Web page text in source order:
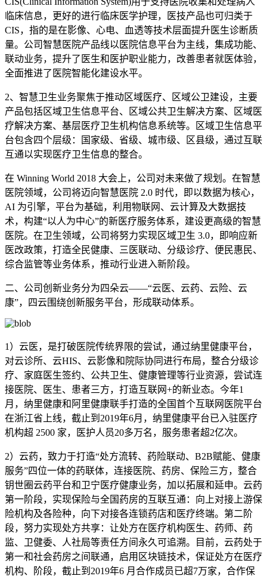
临床信息，更好的进行临床医学护理，医技产品也可归类于
CIS，指的是在影像、心电、血透等技术层面提升医生诊断质
量。公司智慧医院产品线以医院信息平台为主线，集成功能、
联动业务，提升了医生和医护职业能力，改善患者就医体验，
全面推进了医院智能化建设水平。
2、智慧卫生业务聚焦于推动区域医疗、区域公卫建设，主要
产品包括区域卫生信息平台、区域公共卫生解决方案、区域医
疗解决方案、基层医疗卫生机构信息系统等。区域卫生信息平
台包含四个层级：国家级、省级、城市级、区县级，通过互联
互通以实现医疗卫生信息的整合。
在 Winning World 2018 大会上，公司对未来做了规划。在智慧
医院领域，公司将迈向智慧医院 2.0 时代，即以数据为核心，
AI 为引擎，平台为基础，利用物联网、云计算及大数据技
术，构建“以人为中心”的新医疗服务体系，建设更高级的智慧
医院。在卫生领域，公司将努力实现区域卫生 3.0，即响应新
医改政策，打造全民健康、三医联动、分级诊疗、便民惠民、
综合监管等业务体系，推动行业进入新阶段。
二、公司创新业务分为四朵云——“云医、云药、云险、云
康”，四云围绕创新服务平台，形成联动体系。
1）云医，是打破医院传统界限的尝试，通过纳里健康平台，
对云诊所、云HIS、云影像和院际协同进行布局，整合分级诊
疗、家庭医生签约、公共卫生、健康管理等行业资源，尝试连
接医院、医生、患者三方，打造互联网+的新业态。今年1
月，纳里健康和阿里健康联手打造的全国首个互联网医院平台
在浙江省上线，截止到2019年6月，纳里健康平台已入驻医疗
机构超 2500 家，医护人员20多万名，服务患者超2亿次。
2）云药，致力于打造“处方流转、药险联动、B2B赋能、健康
服务”四位一体的药联体，连接医院、药房、保险三方，整合
钥世圈云药平台和卫宁医疗健康业务，加以拓展和延申。云药
第一阶段，实现保险与全国药房的互联互通：向上对接上游保
险机构及各险种，向下对接各连锁药店和医疗终端。第二阶
段，努力实现处方共享：让处方在医疗机构医生、药师、药
监、卫健委、人社局等责任方间永久可追溯。目前，云药处于
第一和社会药房之间联通，启用区块链技术，保证处方在医疗
机构、阶段，截止到2019年6 月合作成员已超7万家，合作保